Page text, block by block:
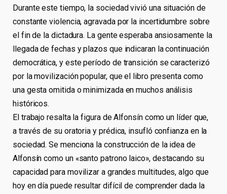
Durante este tiempo, la sociedad vivió una situación de
constante violencia, agravada por la incertidumbre sobre
el fin de la dictadura. La gente esperaba ansiosamente la
llegada de fechas y plazos que indicaran la continuación
democrática, y este período de transición se caracterizó
por la movilización popular, que el libro presenta como
una gesta omitida o minimizada en muchos análisis
históricos.
El trabajo resalta la figura de Alfonsín como un líder que,
a través de su oratoria y prédica, insufló confianza en la
sociedad. Se menciona la construcción de la idea de
Alfonsín como un «santo patrono laico», destacando su
capacidad para movilizar a grandes multitudes, algo que
hoy en día puede resultar difícil de comprender dada la